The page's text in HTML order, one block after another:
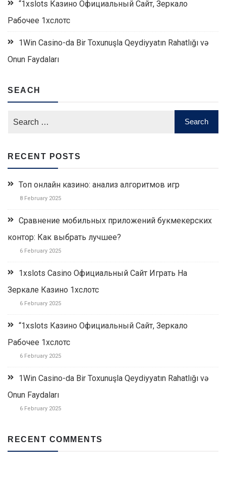
“1xslots Казино Официальный Сайт, Зеркало
Рабочее 1хслотс
1Win Casino-da Bir Toxunuşla Qeydiyyatın Rahatlığı və
Onun Faydaları
SEACH
RECENT POSTS
Топ онлайн казино: анализ алгоритмов игр
8 February 2025
Сравнение мобильных приложений букмекерских
контор: Как выбрать лучшее?
6 February 2025
1xslots Casino Официальный Сайт Играть На
Зеркале Казино 1хслотс
6 February 2025
“1xslots Казино Официальный Сайт, Зеркало
Рабочее 1хслотс
6 February 2025
1Win Casino-da Bir Toxunuşla Qeydiyyatın Rahatlığı və
Onun Faydaları
6 February 2025
RECENT COMMENTS